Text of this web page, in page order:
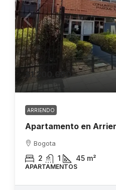
$1.200.000
ARRIENDO
Apartamento en
Bogota
2 1 45 m²
APARTAMENTOS